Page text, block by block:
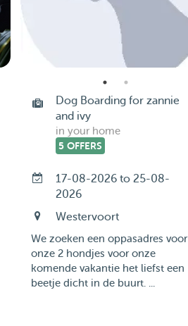
Dog Boarding for zannie
and ivy
in your home
5 OFFERS
17-08-2026 to 25-08-
2026
Westervoort
We zoeken een oppasadres voor
onze 2 hondjes voor onze
komende vakantie het liefst een
beetje dicht in de buurt. ...